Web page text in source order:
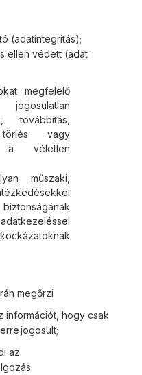
(adatintegritás);
ellen védett (adat
megfelelő
továbbítás,
törlés vagy
a véletlen
műszaki,
megőrzi
információt, hogy csak
jogosult;
az